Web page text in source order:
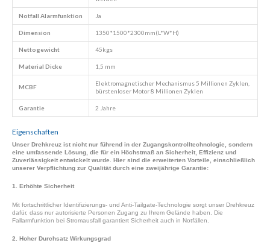
Notfall Alarmfunktion Ja
Dimension 1350*1500*2300mm(L*W*H)
Nettogewicht 45kgs
Material Dicke 1,5 mm
MCBF
Elektromagnetischer Mechanismus 5 Millionen Zyklen,
bürstenloser Motor 8 Millionen Zyklen
Garantie 2 Jahre
Eigenschaften
Unser Drehkreuz ist nicht nur führend in der Zugangskontrolltechnologie, sondern
eine umfassende Lösung, die für ein Höchstmaß an Sicherheit, Effizienz und
Zuverlässigkeit entwickelt wurde. Hier sind die erweiterten Vorteile, einschließlich
unserer Verpflichtung zur Qualität durch eine zweijährige Garantie:
1. Erhöhte Sicherheit
Mit fortschrittlicher Identifizierungs- und Anti-Tailgate-Technologie sorgt unser Drehkreuz
dafür, dass nur autorisierte Personen Zugang zu Ihrem Gelände haben. Die
Fallarmfunktion bei Stromausfall garantiert Sicherheit auch in Notfällen.
2. Hoher Durchsatz Wirkungsgrad